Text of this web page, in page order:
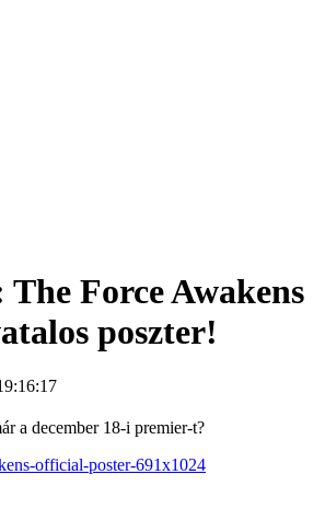
Force Awakens
poszter!
a december 18-i premier-t?